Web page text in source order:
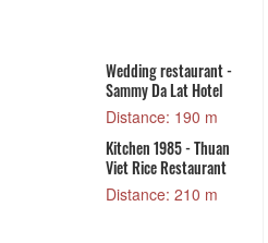
Wedding restaurant -
Sammy Da Lat Hotel
Distance: 190 m
Kitchen 1985 - Thuan
Viet Rice Restaurant
Distance: 210 m